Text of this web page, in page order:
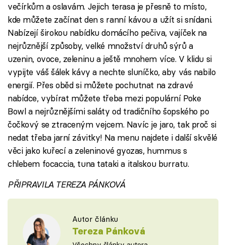
večírkům a oslavám. Jejich terasa je přesně to místo,
kde můžete začínat den s ranní kávou a užít si snídani.
Nabízejí širokou nabídku domácího pečiva, vajíček na
nejrůznější způsoby, velké množství druhů sýrů a
uzenin, ovoce, zeleninu a ještě mnohem více. V klidu si
vypijte váš šálek kávy a nechte sluníčko, aby vás nabilo
energií. Přes oběd si můžete pochutnat na zdravé
nabídce, vybírat můžete třeba mezi populární Poke
Bowl a nejrůznějšími saláty od tradičního šopského po
čočkový se ztraceným vejcem. Navíc je jaro, tak proč si
nedat třeba jarní závitky! Na menu najdete i další skvělé
věci jako kuřecí a zeleninové gyozas, hummus s
chlebem focaccia, tuna tataki a italskou burratu.
PŘIPRAVILA TEREZA PÁNKOVÁ
Autor článku
Tereza Pánková